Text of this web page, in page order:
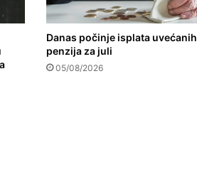
Danas počinje isplata uvećanih
penzija za juli
05/08/2026